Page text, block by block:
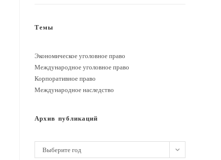
Темы
Экономическое уголовное право
Международное уголовное право
Корпоративное право
Международное наследство
Архив публикаций
Архивы
Выберите год